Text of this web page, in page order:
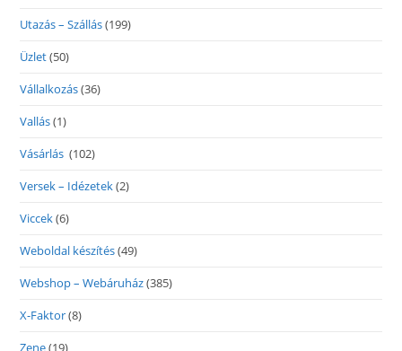
Utazás – Szállás(199)
Üzlet(50)
Vállalkozás(36)
Vallás(1)
Vásárlás (102)
Versek – Idézetek(2)
Viccek(6)
Weboldal készítés(49)
Webshop – Webáruház(385)
X-Faktor(8)
Zene(19)